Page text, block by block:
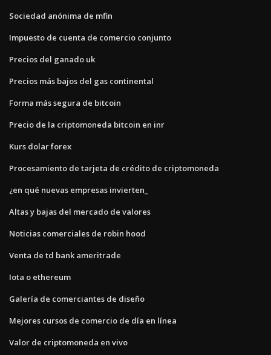
Sociedad anónima de mfin
Impuesto de cuenta de comercio conjunto
Precios del ganado uk
Precios más bajos del gas continental
Forma más segura de bitcoin
Precio de la criptomoneda bitcoin en inr
Kurs dolar forex
Procesamiento de tarjeta de crédito de criptomoneda
¿en qué nuevas empresas invierten_
Altas y bajas del mercado de valores
Noticias comerciales de robin hood
Venta de td bank ameritrade
Iota o ethereum
Galería de comerciantes de diseño
Mejores cursos de comercio de día en línea
Valor de criptomoneda en vivo